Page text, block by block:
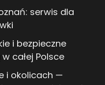
serwis dla
i bezpieczne
całej Polsce
i okolicach —